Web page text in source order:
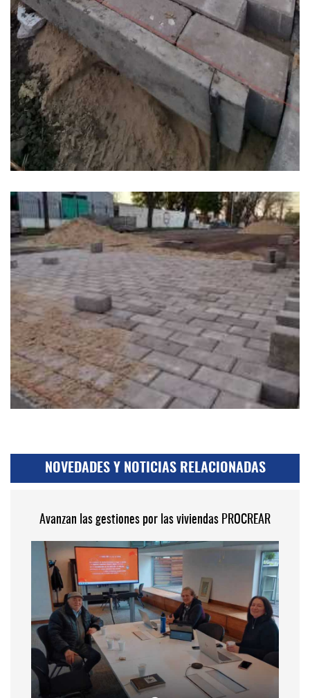
NOVEDADES Y NOTICIAS RELACIONADAS
Avanzan las gestiones por las viviendas PROCREAR